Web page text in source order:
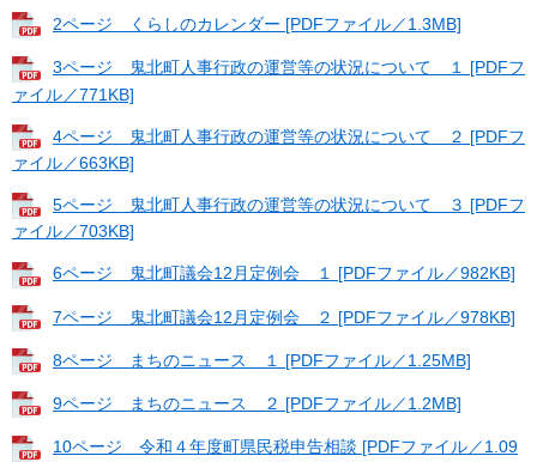
2ページ くらしのカレンダー [PDFファイル／1.3MB]
3ページ 鬼北町人事行政の運営等の状況について １ [PDFフ
ァイル／771KB]
4ページ 鬼北町人事行政の運営等の状況について ２ [PDFフ
ァイル／663KB]
5ページ 鬼北町人事行政の運営等の状況について ３ [PDFフ
ァイル／703KB]
6ページ 鬼北町議会12月定例会 １ [PDFファイル／982KB]
7ページ 鬼北町議会12月定例会 ２ [PDFファイル／978KB]
8ページ まちのニュース １ [PDFファイル／1.25MB]
9ページ まちのニュース ２ [PDFファイル／1.2MB]
10ページ 令和４年度町県民税申告相談 [PDFファイル／1.09